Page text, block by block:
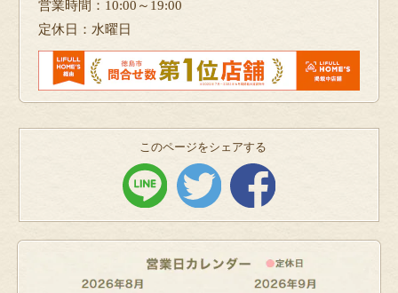
営業時間：10:00～19:00
定休日：水曜日
このページをシェアする